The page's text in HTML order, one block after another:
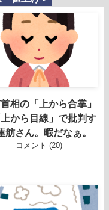
相の「上から合掌」
から目線」で批判す
舫さん。暇だなぁ。
コメント (20)